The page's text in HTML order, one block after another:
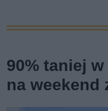
90% taniej
na weekend